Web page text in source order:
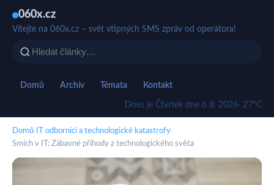
060x.cz
Vítejte na 060x.cz – svět vtipných SMS zpráv od operátora!
Domů Archiv Témata Kontakt
Dnes je Čtvrtek dne 6 8. 2026· 27°C
Domů› IT odborníci a technologické katastrofy›
Smích v IT: Zábavné příhody z technologického světa